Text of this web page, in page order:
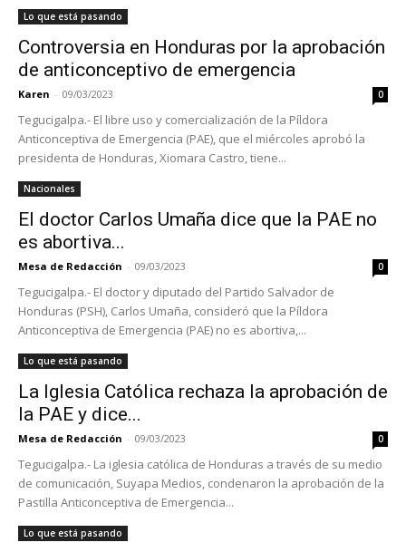
Lo que está pasando
Controversia en Honduras por la aprobación
de anticonceptivo de emergencia
Karen - 09/03/2023 0
Tegucigalpa.- El libre uso y comercialización de la Píldora
Anticonceptiva de Emergencia (PAE), que el miércoles aprobó la
presidenta de Honduras, Xiomara Castro, tiene...
Nacionales
El doctor Carlos Umaña dice que la PAE no
es abortiva...
Mesa de Redacción - 09/03/2023 0
Tegucigalpa.- El doctor y diputado del Partido Salvador de
Honduras (PSH), Carlos Umaña, consideró que la Píldora
Anticonceptiva de Emergencia (PAE) no es abortiva,...
Lo que está pasando
La Iglesia Católica rechaza la aprobación de
la PAE y dice...
Mesa de Redacción - 09/03/2023 0
Tegucigalpa.- La iglesia católica de Honduras a través de su medio
de comunicación, Suyapa Medios, condenaron la aprobación de la
Pastilla Anticonceptiva de Emergencia...
Lo que está pasando